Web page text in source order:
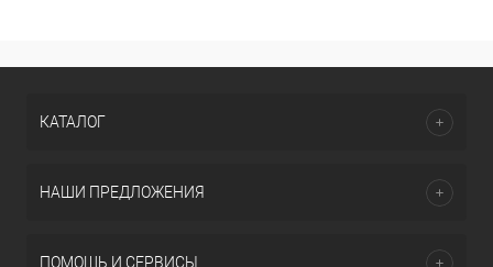
КАТАЛОГ
НАШИ ПРЕДЛОЖЕНИЯ
ПОМОЩЬ И СЕРВИСЫ